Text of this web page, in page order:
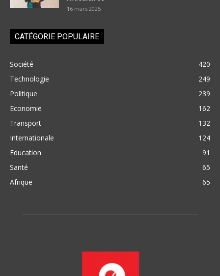
16 mars 2025
CATÉGORIE POPULAIRE
Société
420
Technologie
249
Politique
239
Economie
162
Transport
132
Internationale
124
Education
91
Santé
65
Afrique
65